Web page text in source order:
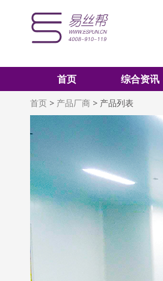
首页 综合资讯
首页 > 产品厂商 > 产品列表